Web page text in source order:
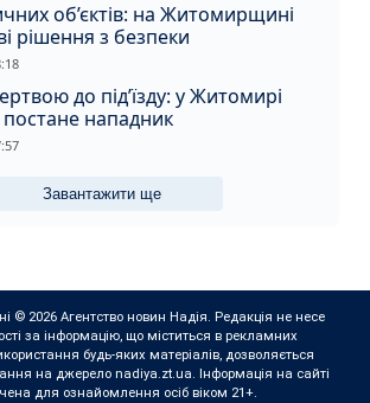
об’єктів: на Житомирщині
рішення з безпеки
до під’їзду: у Житомирі
нападник
Завантажити ще
© 2026 Агентство новин Надія. Редакція не несе
за інформацію, що міститься в рекламних
будь-яких матеріалів, дозволяється
на джерело nadiya.zt.ua. Інформація на сайті
для ознайомлення осіб віком 21+.